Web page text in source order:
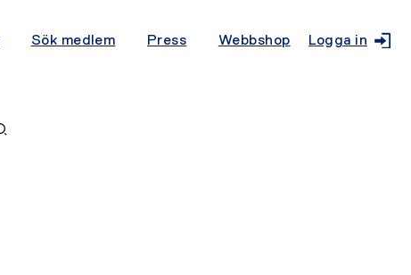
Sök medlem Press Webbshop Logga in